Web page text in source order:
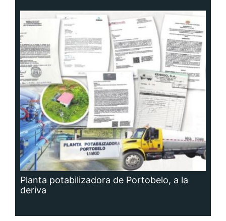
Planta potabilizadora de Portobelo, a la
deriva